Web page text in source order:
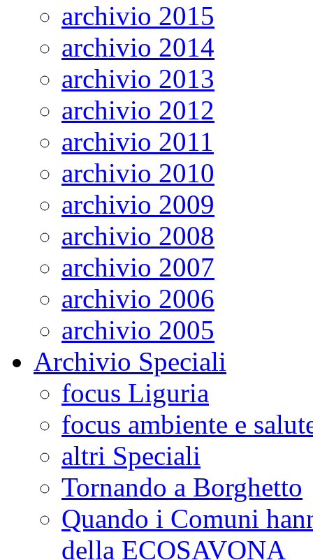
archivio 2015
archivio 2014
archivio 2013
archivio 2012
archivio 2011
archivio 2010
archivio 2009
archivio 2008
archivio 2007
archivio 2006
archivio 2005
Archivio Speciali
focus Liguria
focus ambiente e
altri Speciali
Tornando a Borghetto
Quando i Comuni
della ECOSAVONA